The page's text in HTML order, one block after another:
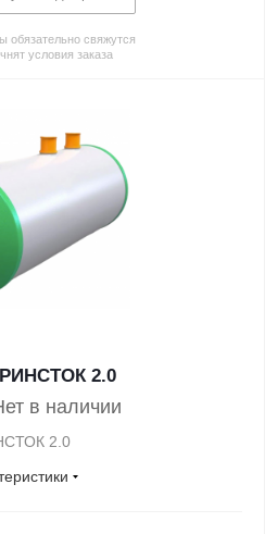
свяжутся
условия заказа
2.0
в наличии
2.0